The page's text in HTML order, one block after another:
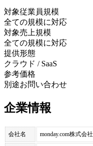
対象従業員規模
全ての規模に対応
対象売上規模
全ての規模に対応
提供形態
クラウド / SaaS
参考価格
別途お問い合わせ
企業情報
会社名 monday.com株式会社